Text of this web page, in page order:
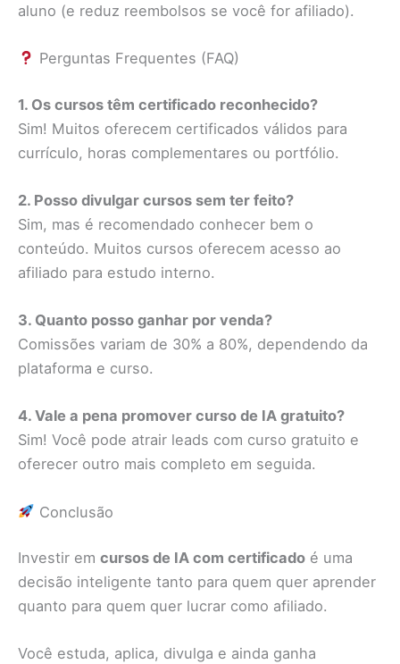
aluno (e reduz reembolsos se você for afiliado).
Perguntas Frequentes (FAQ)
1. Os cursos têm certificado reconhecido?
Sim! Muitos oferecem certificados válidos para
currículo, horas complementares ou portfólio.
2. Posso divulgar cursos sem ter feito?
Sim, mas é recomendado conhecer bem o
conteúdo. Muitos cursos oferecem acesso ao
afiliado para estudo interno.
3. Quanto posso ganhar por venda?
Comissões variam de 30% a 80%, dependendo da
plataforma e curso.
4. Vale a pena promover curso de IA gratuito?
Sim! Você pode atrair leads com curso gratuito e
oferecer outro mais completo em seguida.
Conclusão
Investir em cursos de IA com certificado é uma
decisão inteligente tanto para quem quer aprender
quanto para quem quer lucrar como afiliado.
Você estuda, aplica, divulga e ainda ganha